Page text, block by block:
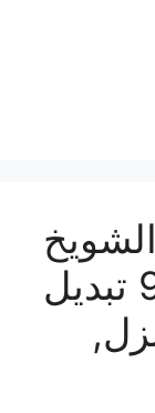
السكنية 99007355 تبديل